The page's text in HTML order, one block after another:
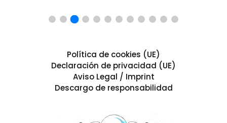
Política de cookies (UE)
Declaración de privacidad (UE)
Aviso Legal / Imprint
Descargo de responsabilidad